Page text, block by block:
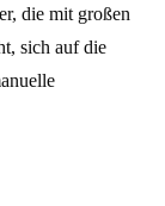
die mit großen
sich auf die